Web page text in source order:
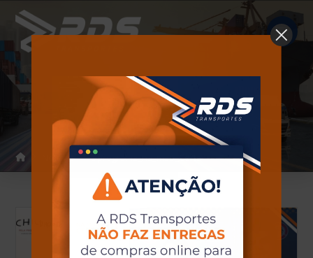
Notícias
Home Notícias #programa_na_mao_Certa